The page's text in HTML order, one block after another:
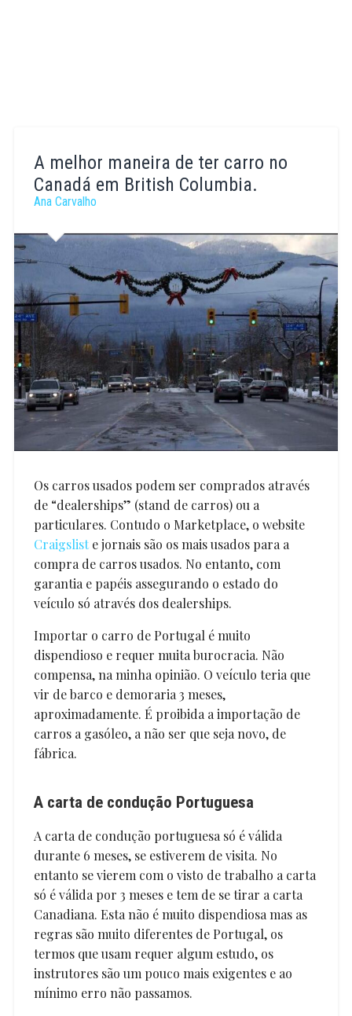
A melhor maneira de ter carro no
Canadá em British Columbia.
Ana Carvalho
Os carros usados podem ser comprados através
de “dealerships” (stand de carros) ou a
particulares. Contudo o Marketplace, o website
Craigsliste jornais são os mais usados para a
compra de carros usados. No entanto, com
garantia e papéis assegurando o estado do
veículo só através dos dealerships.
Importar o carro de Portugal é muito
dispendioso e requer muita burocracia. Não
compensa, na minha opinião. O veículo teria que
vir de barco e demoraria 3 meses,
aproximadamente. É proibida a importação de
carros a gasóleo, a não ser que seja novo, de
fábrica.
A carta de condução Portuguesa
A carta de condução portuguesa só é válida
durante 6 meses, se estiverem de visita. No
entanto se vierem com o visto de trabalho a carta
só é válida por 3 meses e tem de se tirar a carta
Canadiana. Esta não é muito dispendiosa mas as
regras são muito diferentes de Portugal, os
termos que usam requer algum estudo, os
instrutores são um pouco mais exigentes e ao
mínimo erro não passamos.